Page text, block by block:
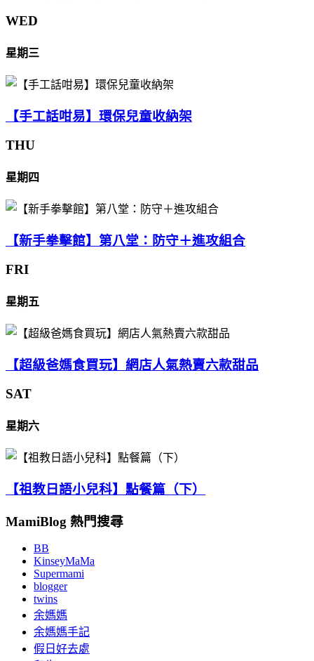
WED
星期三
【手工話咁易】環保兒童收納架
THU
星期四
【新手拳擊館】第八堂：防守＋進攻組合
FRI
星期五
【超級爸媽食買玩】網店人氣熱賣六款甜品
SAT
星期六
【祖教日語小兒科】點餐篇（下）
MamiBlog 熱門搜尋
BB
KinseyMaMa
Supermami
blogger
twins
余媽媽
余媽媽手記
假日好去處